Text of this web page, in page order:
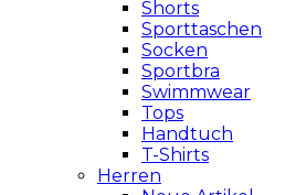
Shorts
Sporttaschen
Socken
Sportbra
Swimmwear
Tops
Handtuch
T-Shirts
Herren